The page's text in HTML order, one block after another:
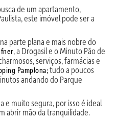
de um apartamento,
este imóvel pode ser a
parte plana e mais nobre do
, a Drogasil e o Minuto Pão de
serviços, farmácias e
Pamplona;tudo a poucos
andando do Parque
e muito segura, por isso é ideal
abrir mão da tranquilidade.